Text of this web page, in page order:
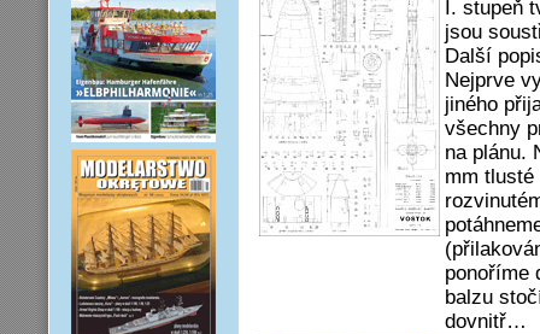
I. stupeň
jsou
Další
Nejprve
jiného
všechny
na plánu.
mm
ponoříme
balzu
dovnitř…